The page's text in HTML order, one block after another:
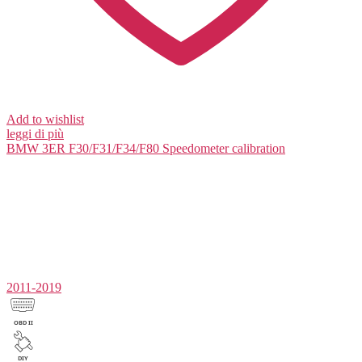
Add to wishlist
leggi di più
BMW 3ER F30/F31/F34/F80 Speedometer calibration
2011-2019